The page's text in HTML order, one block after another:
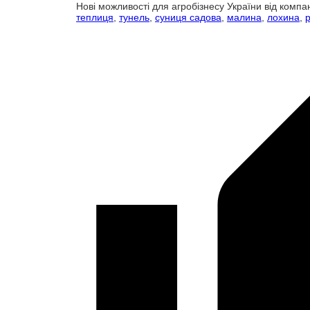
Нові можливості для агробізнесу України від
теплиця, тунель, суниця садова, малина, лохина,